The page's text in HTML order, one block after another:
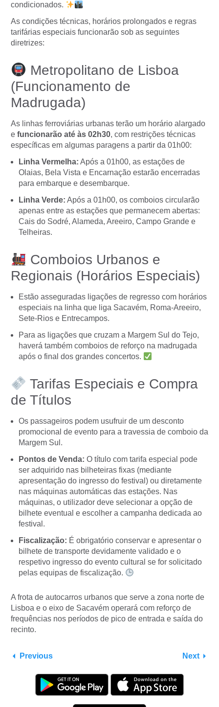
condicionados.
As condições técnicas, horários prolongados e regras
tarifárias especiais funcionarão sob as seguintes
diretrizes:
Metropolitano de Lisboa
(Funcionamento de
Madrugada)
As linhas ferroviárias urbanas terão um horário alargado
e funcionarão até às 02h30, com restrições técnicas
específicas em algumas paragens a partir da 01h00:
Linha Vermelha: Após a 01h00, as estações de
Olaias, Bela Vista e Encarnação estarão encerradas
para embarque e desembarque.
Linha Verde: Após a 01h00, os comboios circularão
apenas entre as estações que permanecem abertas:
Cais do Sodré, Alameda, Areeiro, Campo Grande e
Telheiras.
Comboios Urbanos e
Regionais (Horários Especiais)
Estão asseguradas ligações de regresso com horários
especiais na linha que liga Sacavém, Roma-Areeiro,
Sete-Rios e Entrecampos.
Para as ligações que cruzam a Margem Sul do Tejo,
haverá também comboios de reforço na madrugada
após o final dos grandes concertos.
Tarifas Especiais e Compra
de Títulos
Os passageiros podem usufruir de um desconto
promocional de evento para a travessia de comboio da
Margem Sul.
Pontos de Venda: O título com tarifa especial pode
ser adquirido nas bilheteiras fixas (mediante
apresentação do ingresso do festival) ou diretamente
nas máquinas automáticas das estações. Nas
máquinas, o utilizador deve selecionar a opção de
bilhete eventual e escolher a campanha dedicada ao
festival.
Fiscalização: É obrigatório conservar e apresentar o
bilhete de transporte devidamente validado e o
respetivo ingresso do evento cultural se for solicitado
pelas equipas de fiscalização.
A frota de autocarros urbanos que serve a zona norte de
Lisboa e o eixo de Sacavém operará com reforço de
frequências nos períodos de pico de entrada e saída do
recinto.
Previous Next